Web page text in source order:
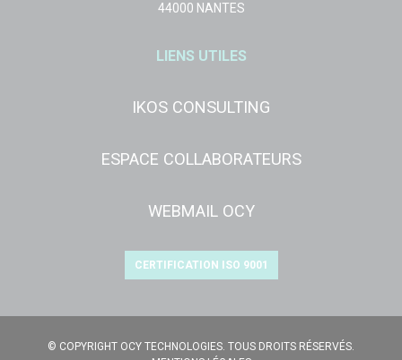
44000 NANTES
LIENS UTILES
IKOS CONSULTING
ESPACE COLLABORATEURS
WEBMAIL OCY
CERTIFICATION ISO 9001
© COPYRIGHT OCY TECHNOLOGIES. TOUS DROITS RÉSERVÉS.